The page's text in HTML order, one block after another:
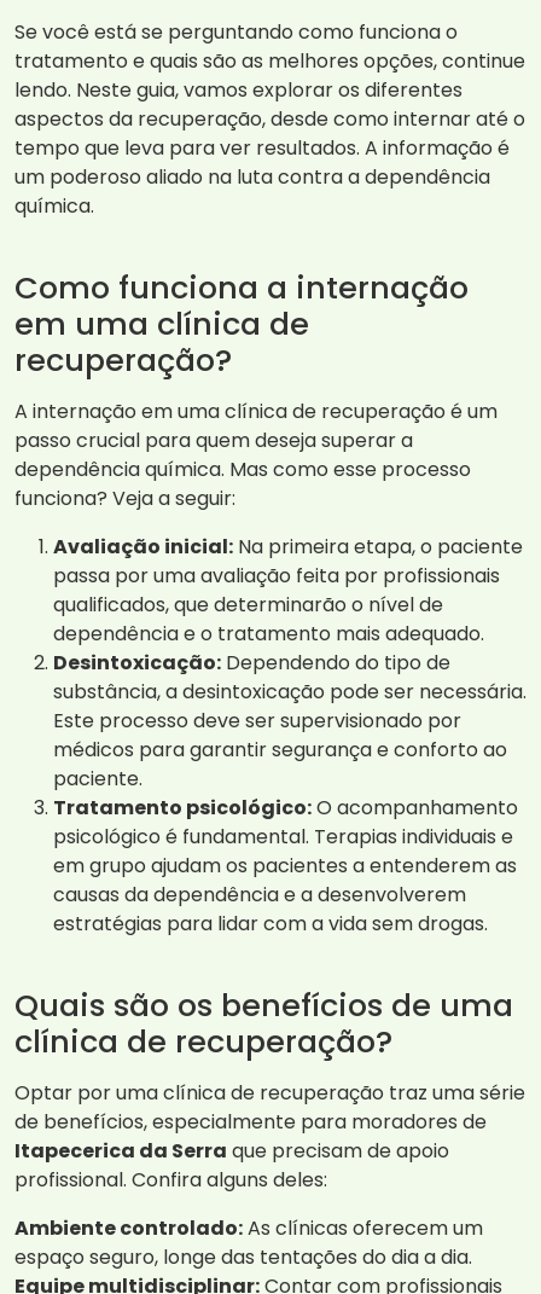
Se você está se perguntando como funciona o
tratamento e quais são as melhores opções, continue
lendo. Neste guia, vamos explorar os diferentes
aspectos da recuperação, desde como internar até o
tempo que leva para ver resultados. A informação é
um poderoso aliado na luta contra a dependência
química.
Como funciona a internação
em uma clínica de
recuperação?
A internação em uma clínica de recuperação é um
passo crucial para quem deseja superar a
dependência química. Mas como esse processo
funciona? Veja a seguir:
Avaliação inicial: Na primeira etapa, o paciente
passa por uma avaliação feita por profissionais
qualificados, que determinarão o nível de
dependência e o tratamento mais adequado.
Desintoxicação: Dependendo do tipo de
substância, a desintoxicação pode ser necessária.
Este processo deve ser supervisionado por
médicos para garantir segurança e conforto ao
paciente.
Tratamento psicológico:O acompanhamento
psicológico é fundamental. Terapias individuais e
em grupo ajudam os pacientes a entenderem as
causas da dependência e a desenvolverem
estratégias para lidar com a vida sem drogas.
Quais são os benefícios de uma
clínica de recuperação?
Optar por uma clínica de recuperação traz uma série
de benefícios, especialmente para moradores de
Itapecerica da Serra que precisam de apoio
profissional. Confira alguns deles:
Ambiente controlado:As clínicas oferecem um
espaço seguro, longe das tentações do dia a dia.
Equipe multidisciplinar:Contar com profissionais